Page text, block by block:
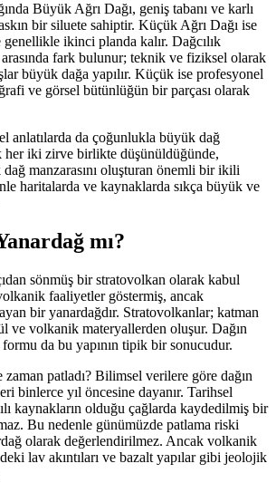
Büyük Ağrı Dağı, geniş tabanı ve karlı
bir siluete sahiptir. Küçük Ağrı Dağı ise
genellikle ikinci planda kalır. Dağcılık
arasında fark bulunur; teknik ve fiziksel olarak
büyük dağa yapılır. Küçük ise profesyonel
ve görsel bütünlüğün bir parçası olarak
anlatılarda da çoğunlukla büyük dağ
her iki zirve birlikte düşünüldüğünde,
manzarasını oluşturan önemli bir ikili
haritalarda ve kaynaklarda sıkça büyük ve
mı?
sönmüş bir stratovolkan olarak kabul
faaliyetler göstermiş, ancak
bir yanardağdır. Stratovolkanlar; katman
ve volkanik materyallerden oluşur. Dağın
da bu yapının tipik bir sonucudur.
zaman patladı? Bilimsel verilere göre dağın
binlerce yıl öncesine dayanır. Tarihsel
kaynakların olduğu çağlarda kaydedilmiş bir
Bu nedenle günümüzde patlama riski
olarak değerlendirilmez. Ancak volkanik
lav akıntıları ve bazalt yapılar gibi jeolojik